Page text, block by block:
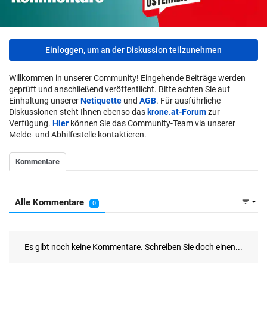
Einloggen, um an der Diskussion teilzunehmen
Willkommen in unserer Community! Eingehende Beiträge werden
geprüft und anschließend veröffentlicht. Bitte achten Sie auf
Einhaltung unsererNetiquette und AGB. Für ausführliche
Diskussionen steht Ihnen ebenso das krone.at-Forumzur
Verfügung. Hier können Sie das Community-Team via unserer
Melde- und Abhilfestelle kontaktieren.